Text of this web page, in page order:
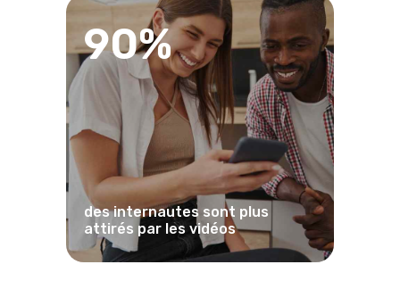
90%
des internautes sont plus
attirés par les vidéos